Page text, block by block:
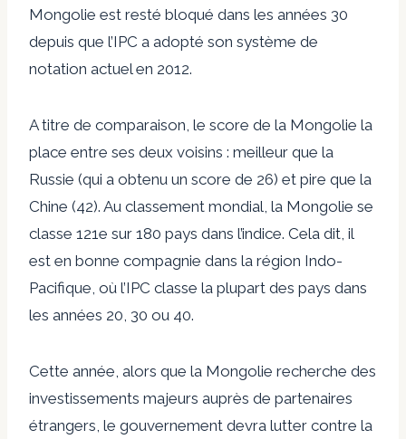
Mongolie est resté bloqué dans les années 30
depuis que l’IPC a adopté son système de
notation actuel en 2012.
A titre de comparaison, le score de la Mongolie la
place entre ses deux voisins : meilleur que la
Russie (qui a obtenu un score de 26) et pire que la
Chine (42). Au classement mondial, la Mongolie se
classe 121e sur 180 pays dans l’indice. Cela dit, il
est en bonne compagnie dans la région Indo-
Pacifique, où l’IPC classe la plupart des pays dans
les années 20, 30 ou 40.
Cette année, alors que la Mongolie recherche des
investissements majeurs auprès de partenaires
étrangers, le gouvernement devra lutter contre la